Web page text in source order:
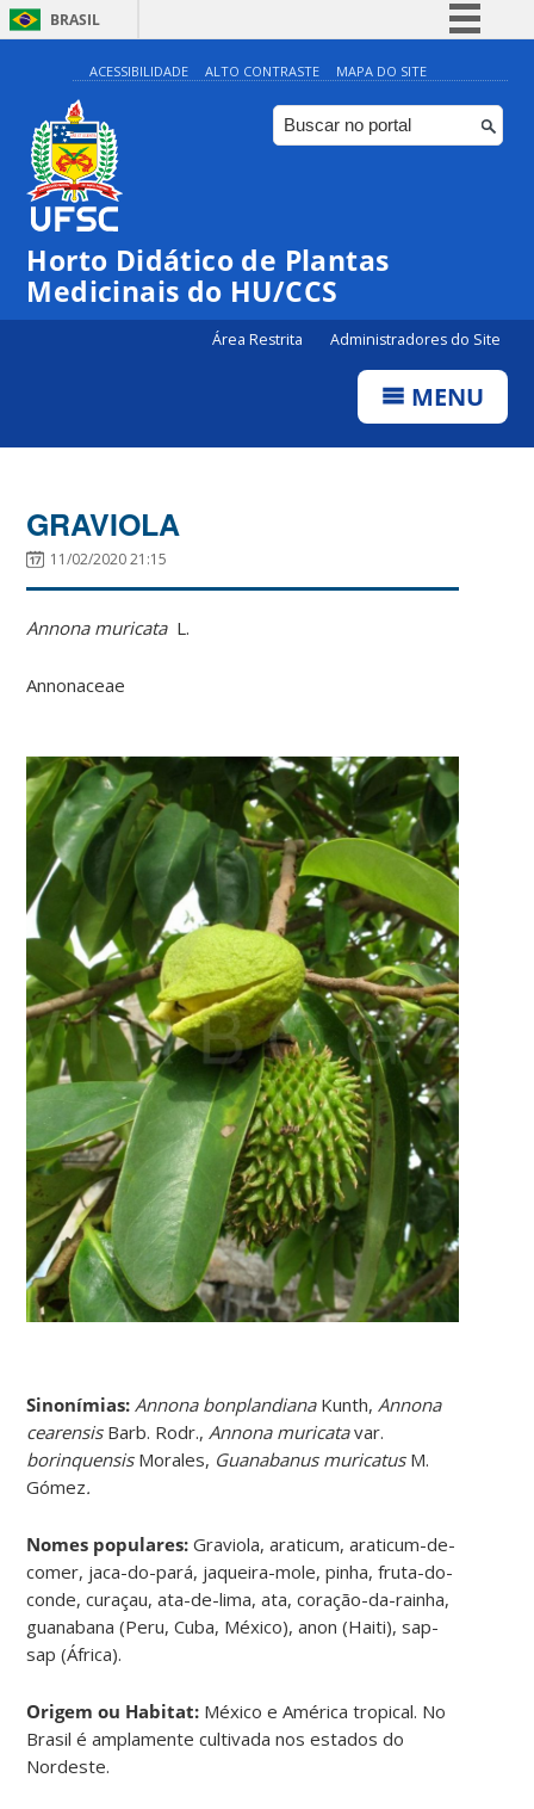
BRASIL
Simplifique!
Comunica BR
Participe
Canais
ACESSIBILIDADE ALTO CONTRASTE MAPA DO SITE
Horto Didático de Plantas
Medicinais do HU/CCS
Área Restrita Administradores do Site
MENU
GRAVIOLA
11/02/2020 21:15
Annona muricataL.
Annonaceae
Sinonímias: Annona bonplandianaKunth, Annona
cearensisBarb. Rodr., Annona muricatavar.
borinquensisMorales, Guanabanus muricatusM.
Gómez.
Nomes populares:Graviola, araticum, araticum-de-
comer, jaca-do-pará, jaqueira-mole, pinha, fruta-do-
conde, curaçau, ata-de-lima, ata, coração-da-rainha,
guanabana (Peru, Cuba, México), anon (Haiti), sap-
sap (África).
Origem ou Habitat: México e América tropical. No
Brasil é amplamente cultivada nos estados do
Nordeste.